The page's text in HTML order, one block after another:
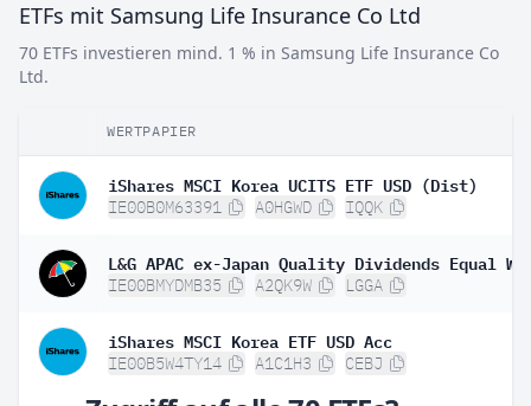
ETFs mit Samsung Life Insurance Co Ltd
70 ETFs investieren mind. 1 % in Samsung Life Insurance Co
Ltd.
WERTPAPIER
iShares MSCI Korea UCITS ETF USD (Dist)
IE00B0M63391 A0HGWD IQQK
IE00BMYDMB35 A2QK9W LGGA
iShares MSCI Korea ETF USD Acc
IE00B5W4TY14 A1C1H3 CEBJ